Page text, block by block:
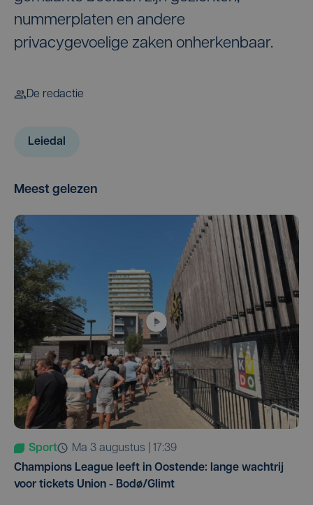
nummerplaten en andere
privacygevoelige zaken onherkenbaar.
De redactie
Leiedal
Meest gelezen
Sport
ma 3 augustus | 17:39
Champions League leeft in Oostende: lange wachtrij
voor tickets Union - Bodø/Glimt